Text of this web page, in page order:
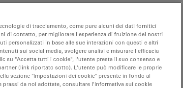
su prodotti alternativi recenti.
di tracciamento, come pure alcuni dei dati fornitici
di contatto, per migliorare l'esperienza di fruizione dei nostri
personalizzati in base alle sue interazioni con questi e altri
sui social media, svolgere analisi e misurare l'efficacia
su "Accetta tutti i cookie", l'utente presta il suo consenso e
(link riportato sotto). L'utente può modificare le proprie
sezione "Impostazioni dei cookie" presente in fondo al
da noi adottate, consultare l'Informativa sui cookie